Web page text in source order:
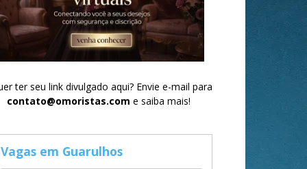
ter seu link divulgado aqui? Envie e-mail para
contato@omoristas.com e saiba mais!
Vagas em Guarulhos